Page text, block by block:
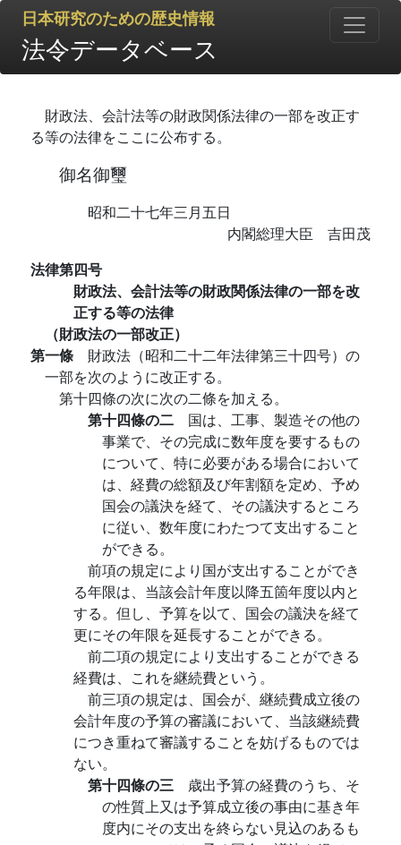
日本研究のための歴史情報
法令データベース
財政法、会計法等の財政関係法律の一部を改正す
る等の法律をここに公布する。
御名御璽
昭和二十七年三月五日
内閣総理大臣 吉田茂
法律第四号
財政法、会計法等の財政関係法律の一部を改
正する等の法律
（財政法の一部改正）
第一條 財政法（昭和二十二年法律第三十四号）の
一部を次のように改正する。
第十四條の次に次の二條を加える。
第十四條の二 国は、工事、製造その他の
事業で、その完成に数年度を要するもの
について、特に必要がある場合において
は、経費の総額及び年割額を定め、予め
国会の議決を経て、その議決するところ
に従い、数年度にわたつて支出すること
ができる。
前項の規定により国が支出することができ
る年限は、当該会計年度以降五箇年度以内と
する。但し、予算を以て、国会の議決を経て
更にその年限を延長することができる。
前二項の規定により支出することができる
経費は、これを継続費という。
前三項の規定は、国会が、継続費成立後の
会計年度の予算の審議において、当該継続費
につき重ねて審議することを妨げるものでは
ない。
第十四條の三 歳出予算の経費のうち、そ
の性質上又は予算成立後の事由に基き年
度内にその支出を終らない見込のあるも